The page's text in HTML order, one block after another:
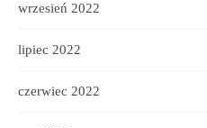
wrzesień 2022
lipiec 2022
czerwiec 2022